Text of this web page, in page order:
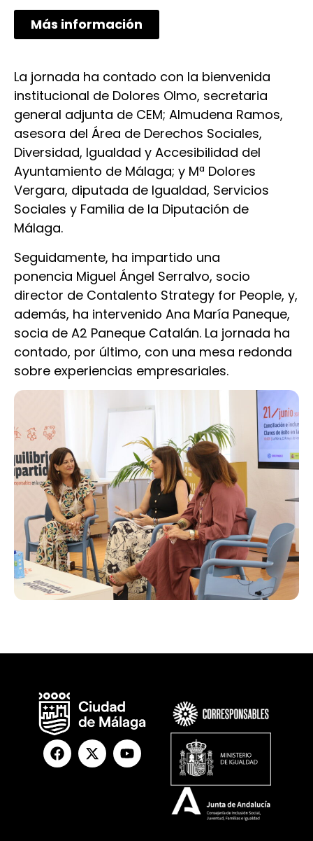
Más información
La jornada ha contado con la bienvenida
institucional de Dolores Olmo, secretaria
general adjunta de CEM; Almudena Ramos,
asesora del Área de Derechos Sociales,
Diversidad, Igualdad y Accesibilidad del
Ayuntamiento de Málaga; y Mª Dolores
Vergara, diputada de Igualdad, Servicios
Sociales y Familia de la Diputación de
Málaga.
Seguidamente, ha impartido una
ponencia Miguel Ángel Serralvo, socio
director de Contalento Strategy for People, y,
además, ha intervenido Ana María Paneque,
socia de A2 Paneque Catalán. La jornada ha
contado, por último, con una mesa redonda
sobre experiencias empresariales.